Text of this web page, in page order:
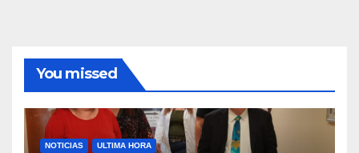
You missed
NOTICIAS ULTIMA HORA